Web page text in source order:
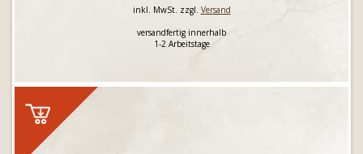
inkl. MwSt. zzgl. Versand
versandfertig innerhalb
1-2 Arbeitstage